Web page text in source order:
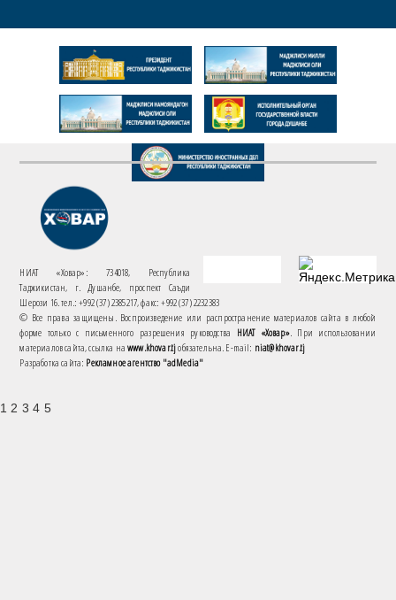
НИАТ «Ховар»: 734018, Республика
Таджикистан, г. Душанбе, проспект Саъди
Шерози 16. тел.: +992 (37) 2385217, факс: +992 (37) 2232383
© Все права защищены. Воспроизведение или распространение материалов сайта в любой
форме только с письменного разрешения руководства НИАТ «Ховар». При использовании
материалов сайта, ссылка наwww.khovar.tjобязательна. E-mail: niat@khovar.tj
Разработка сайта: Рекламное агентство "adMedia"
1 2 3 4 5